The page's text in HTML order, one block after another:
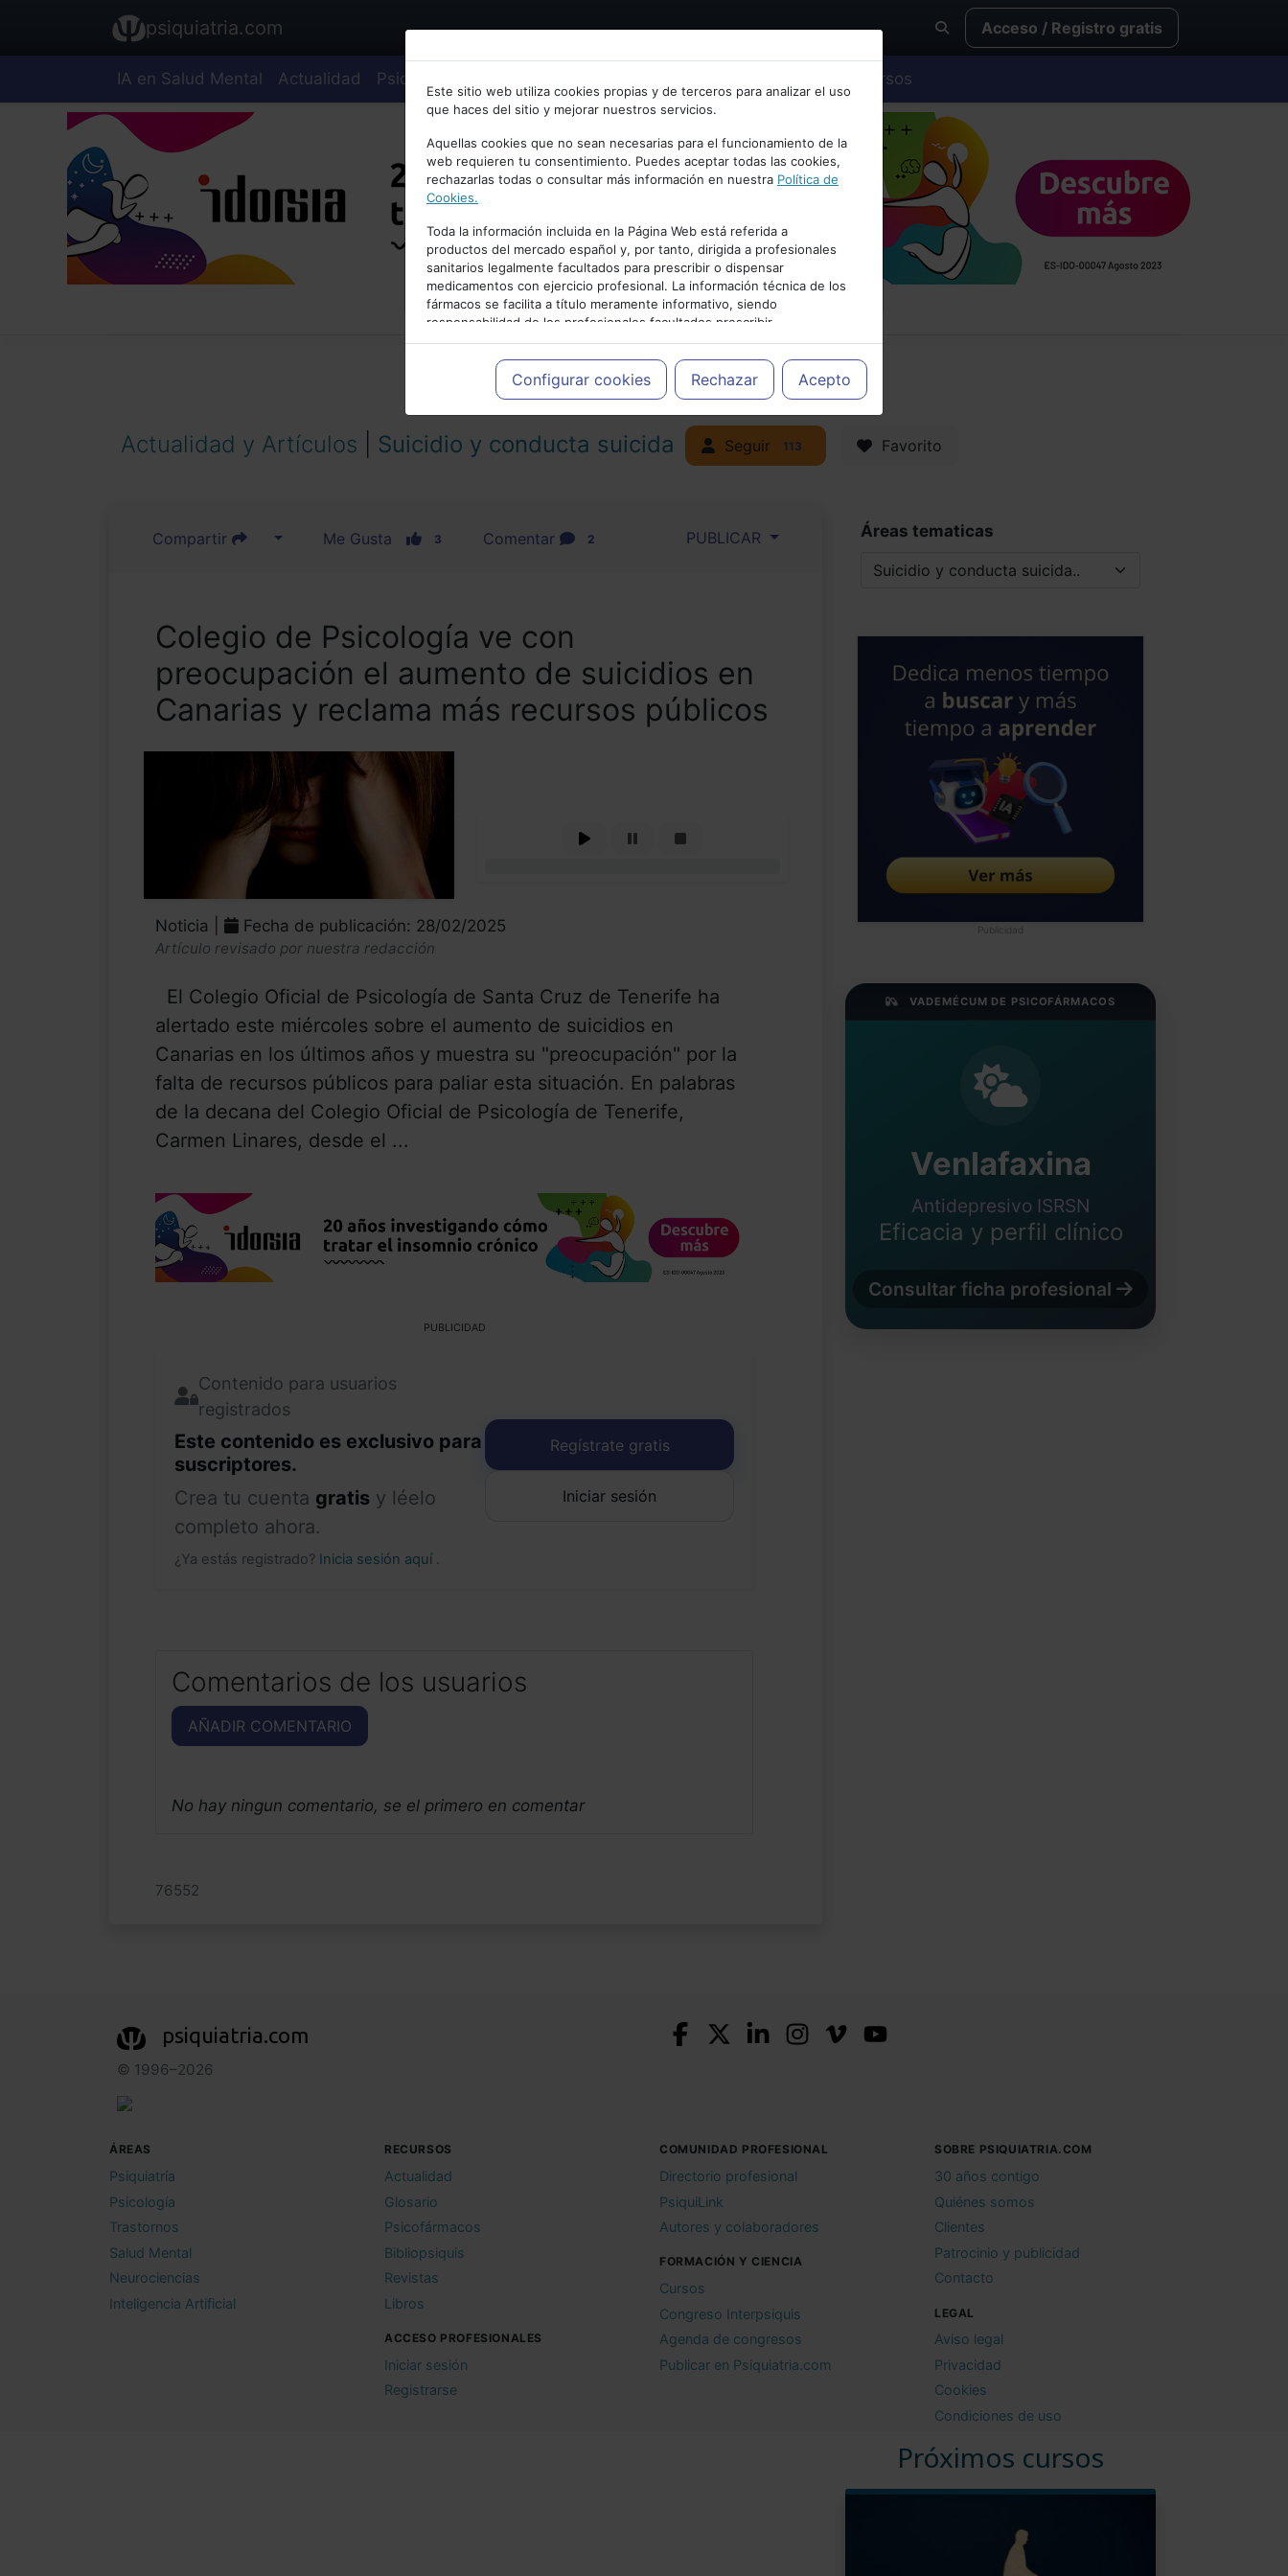
Bienvenid@ a psiquiatria.com
Escribe tu Email
Accede o regístrate con tu email.
Cancelar
psiquiatria.com Acceso / Registro gratis
IA en Salud Mental Actualidad Psiquiatría Cursos
Este sitio web utiliza cookies propias y de terceros para analizar el uso
que haces del sitio y mejorar nuestros servicios.
Aquellas cookies que no sean necesarias para el funcionamiento de la
web requieren tu consentimiento. Puedes aceptar todas las cookies,
rechazarlas todas o consultar más información en nuestra Política de
Cookies.
Toda la información incluida en la Página Web está referida a
productos del mercado español y, por tanto, dirigida a profesionales
sanitarios legalmente facultados para prescribir o dispensar
medicamentos con ejercicio profesional. La información técnica de los
fármacos se facilita a título meramente informativo, siendo
responsabilidad de los profesionales facultados prescribir
medicamentos y decidir, en cada caso concreto, el tratamiento más
adecuado a las necesidades del paciente.
Configurar cookies Rechazar Acepto
PUBLICIDAD
Actualidad y Artículos Suicidio y conducta suicida Seguir 113 Favorito
Compartir Me Gusta 3 Comentar 2 PUBLICAR
Colegio de Psicología ve con
preocupación el aumento de suicidios en
Canarias y reclama más recursos públicos
Noticia | Fecha de publicación: 28/02/2025
Artículo revisado por nuestra redacción
El Colegio Oficial de Psicología de Santa Cruz de Tenerife ha
alertado este miércoles sobre el aumento de suicidios en
Canarias en los últimos años y muestra su "preocupación" por la
falta de recursos públicos para paliar esta situación. En palabras
de la decana del Colegio Oficial de Psicología de Tenerife,
Carmen Linares, desde el ...
PUBLICIDAD
Contenido para usuarios
registrados
Este contenido es exclusivo para
suscriptores.
Crea tu cuenta gratis y léelo
completo ahora.
¿Ya estás registrado? Inicia sesión aquí .
Regístrate gratis
Iniciar sesión
Comentarios de los usuarios
AÑADIR COMENTARIO
No hay ningun comentario, se el primero en comentar
76552
Áreas tematicas
Publicidad
VADEMÉCUM DE PSICOFÁRMACOS
Venlafaxina
Antidepresivo ISRSN
Eficacia y perfil clínico
Consultar ficha profesional
Próximos cursos
psiquiatria.com
© 1996–2026
ÁREAS
Psiquiatría
Psicología
Trastornos
Salud Mental
Neurociencias
Inteligencia Artificial
RECURSOS
Actualidad
Glosario
Psicofármacos
Bibliopsiquis
Revistas
Libros
ACCESO PROFESIONALES
Iniciar sesión
Registrarse
COMUNIDAD PROFESIONAL
Directorio profesional
PsiquiLink
Autores y colaboradores
FORMACIÓN Y CIENCIA
Cursos
Congreso Interpsiquis
Agenda de congresos
Publicar en Psiquiatria.com
SOBRE PSIQUIATRIA.COM
30 años contigo
Quiénes somos
Clientes
Patrocinio y publicidad
Contacto
LEGAL
Aviso legal
Privacidad
Cookies
Condiciones de uso